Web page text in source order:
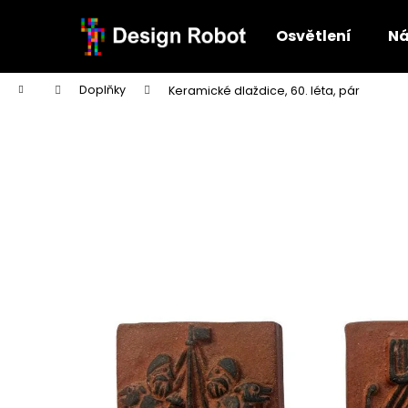
Osvětlení
Domů Doplňky Keramické dlaždice, 60. léta, pár
í
Zpět
do
obchodu
Zpět
do
obchodu